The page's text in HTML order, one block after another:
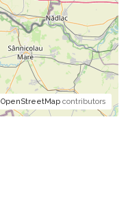
OpenStreetMapcontributors